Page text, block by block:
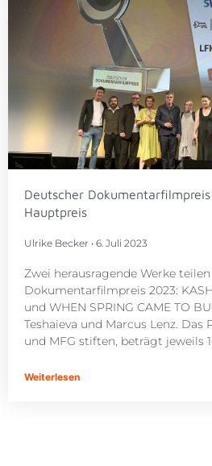
Deutscher
Hauptpreis
Ulrike Becker 6. Juli 2023
Zwei herausragende Werke
Dokumentarfilmpreis 2023:
und WHEN SPRING CAME TO
Teshaieva und Marcus Lenz. Das
und MFG stiften, beträgt jeweils
Weiterlesen